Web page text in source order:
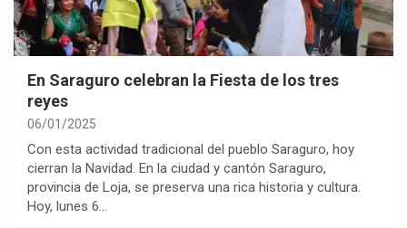
En Saraguro celebran la Fiesta de los tres
reyes
06/01/2025
Con esta actividad tradicional del pueblo Saraguro, hoy
cierran la Navidad. En la ciudad y cantón Saraguro,
provincia de Loja, se preserva una rica historia y cultura.
Hoy, lunes 6…